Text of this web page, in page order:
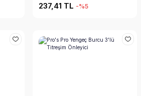
237,41 TL -%5